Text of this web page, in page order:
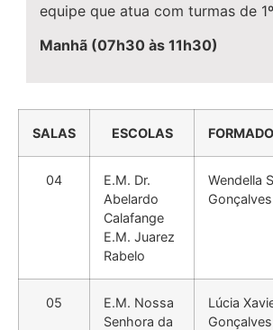
equipe que atua com turmas de
Manhã (07h30 às 11h30)
SALAS ESCOLAS
04
E.M. Dr.
Abelardo
Calafange
E.M. Juarez
Rabelo
Wendella
Gonçalves
05
E.M. Nossa
Senhora da
Lúcia
Gonçalves